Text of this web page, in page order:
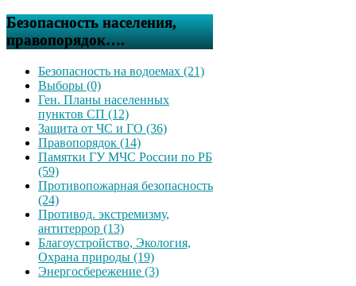
Безопасность населения,
правопорядок….
Безопасность на водоемах (21)
Выборы (0)
Ген. Планы населенных
пунктов СП (12)
Защита от ЧС и ГО (36)
Правопорядок (14)
Памятки ГУ МЧС России по РБ
(59)
Противопожарная безопасность
(24)
Противод. экстремизму,
антитеррор (13)
Благоустройство, Экология,
Охрана природы (19)
Энергосбережение (3)